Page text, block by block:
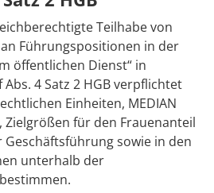
Teilhabe von
Führungspositionen in der
öffentlichen Dienst“ in
4 Satz 2 HGB verpflichtet
Einheiten, MEDIAN
Zielgrößen für den Frauenanteil
sowie in den
unterhalb der